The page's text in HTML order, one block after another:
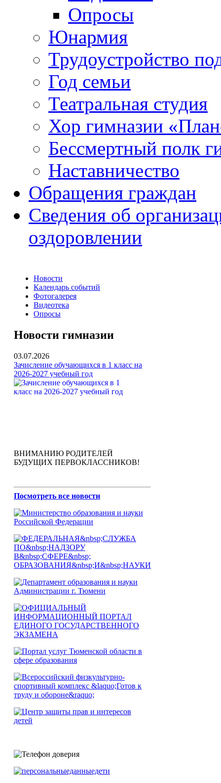
Опросы
Юнармия
Трудоустройство
Год семьи
Театральная студия
Хор гимназии
Бессмертный полк
Наставничество
Обращения граждан
Сведения об
оздоровлении
Новости
Календарь событий
Фотогалерея
Видеотека
Опросы
Новости гимназии
03.07.2026
Зачисление обучающихся в 1 класс на
2026-2027 учебный год
ВНИМАНИЮ РОДИТЕЛЕЙ
БУДУЩИХ ПЕРВОКЛАССНИКОВ!
Посмотреть все новости